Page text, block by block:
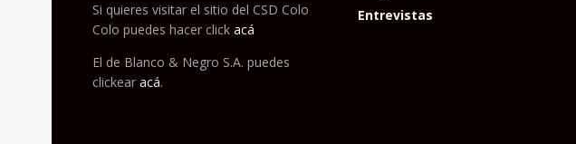
Si quieres visitar el sitio del CSD Colo
Colo puedes hacer click acá
El de Blanco & Negro S.A. puedes
clickear acá.
Entrevistas